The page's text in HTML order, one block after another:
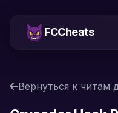
FCCheats
Вернуться к читам